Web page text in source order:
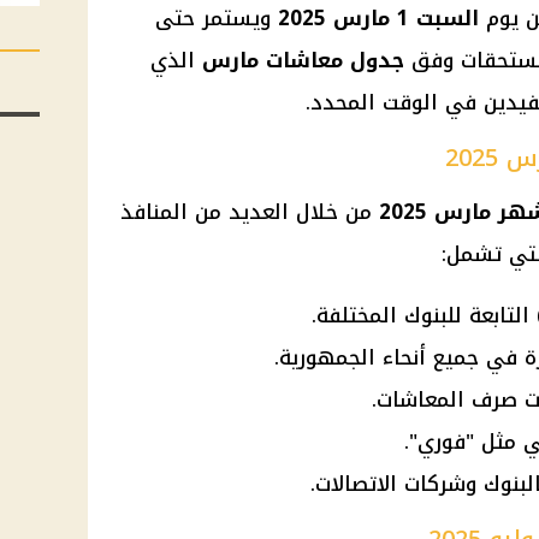
يوم السبت 1 مارس 2025
ويستمر حتى
وفق جدول معاشات مارس الذي
في الوقت المحدد.
مارس 2025
من خلال العديد من المنافذ
تشمل:
في جميع أنحاء الجمهورية.
صرف المعاشات.
مثل "فوري".
وشركات الاتصالات.